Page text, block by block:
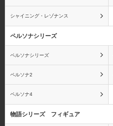
キラー
シャイニング・レゾナンス
ペルソナシリーズ
ペルソナシリーズ
ペルソナ2
ペルソナ4
物語シリーズ フィギュア